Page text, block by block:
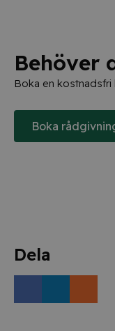
Behöver
Boka en
Boka
Dela